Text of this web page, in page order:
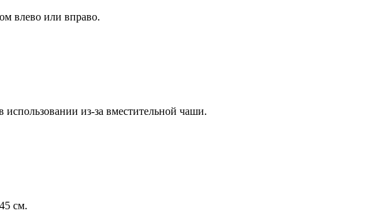
влево или вправо.
из-за вместительной чаши.
см.